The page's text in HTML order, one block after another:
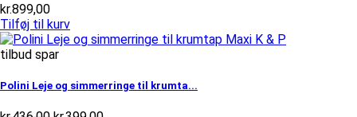
kr.899,00
Tilføj til kurv
tilbud spar
Polini Leje og simmerringe til krumta...